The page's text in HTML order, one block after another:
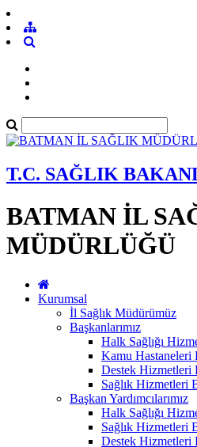
T.C. SAĞLIK
BATMAN İL
MÜDÜRLÜĞÜ
Kurumsal
İl Sağlık Müdürümüz
Başkanlarımız
Halk Sağlığı
Kamu Hastaneleri
Destek Hizmetleri
Sağlık Hizmetleri
Başkan Yardımcılarımız
Halk Sağlığı
Sağlık Hizmetleri
Destek Hizmetleri